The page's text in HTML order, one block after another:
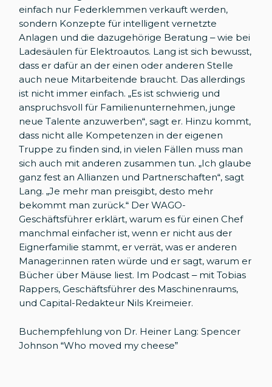
einfach nur Federklemmen verkauft werden,
sondern Konzepte für intelligent vernetzte
Anlagen und die dazugehörige Beratung – wie bei
Ladesäulen für Elektroautos. Lang ist sich bewusst,
dass er dafür an der einen oder anderen Stelle
auch neue Mitarbeitende braucht. Das allerdings
ist nicht immer einfach. „Es ist schwierig und
anspruchsvoll für Familienunternehmen, junge
neue Talente anzuwerben“, sagt er. Hinzu kommt,
dass nicht alle Kompetenzen in der eigenen
Truppe zu finden sind, in vielen Fällen muss man
sich auch mit anderen zusammen tun. „Ich glaube
ganz fest an Allianzen und Partnerschaften“, sagt
Lang. „Je mehr man preisgibt, desto mehr
bekommt man zurück.“ Der WAGO-
Geschäftsführer erklärt, warum es für einen Chef
manchmal einfacher ist, wenn er nicht aus der
Eignerfamilie stammt, er verrät, was er anderen
Manager:innen raten würde und er sagt, warum er
Bücher über Mäuse liest. Im Podcast – mit Tobias
Rappers, Geschäftsführer des Maschinenraums,
und Capital-Redakteur Nils Kreimeier.
Buchempfehlung von Dr. Heiner Lang:Spencer
Johnson “Who moved my cheese”